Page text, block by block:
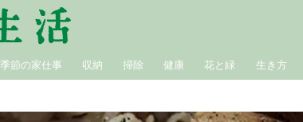
季節の家仕事 収納 掃除 健康 花と緑 生き方